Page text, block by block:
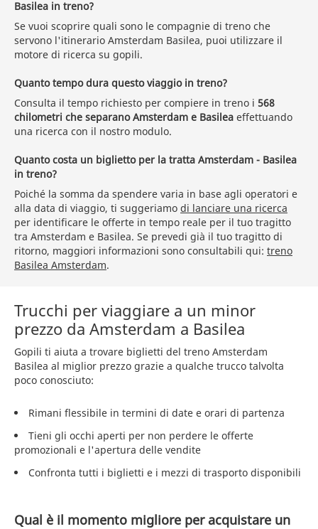
Basilea in treno?
Se vuoi scoprire quali sono le compagnie di treno che
servono l'itinerario Amsterdam Basilea, puoi utilizzare il
motore di ricerca su gopili.
Quanto tempo dura questo viaggio in treno?
Consulta il tempo richiesto per compiere in treno i 568
chilometri che separano Amsterdam e Basilea effettuando
una ricerca con il nostro modulo.
Quanto costa un biglietto per la tratta Amsterdam - Basilea
in treno?
Poiché la somma da spendere varia in base agli operatori e
alla data di viaggio, ti suggeriamo di lanciare una ricerca
per identificare le offerte in tempo reale per il tuo tragitto
tra Amsterdam e Basilea. Se prevedi già il tuo tragitto di
ritorno, maggiori informazioni sono consultabili qui: treno
Basilea Amsterdam.
Trucchi per viaggiare a un minor
prezzo da Amsterdam a Basilea
Gopili ti aiuta a trovare biglietti del treno Amsterdam
Basilea al miglior prezzo grazie a qualche trucco talvolta
poco conosciuto:
Rimani flessibile in termini di date e orari di partenza
Tieni gli occhi aperti per non perdere le offerte
promozionali e l'apertura delle vendite
Confronta tutti i biglietti e i mezzi di trasporto disponibili
Qual è il momento migliore per acquistare un